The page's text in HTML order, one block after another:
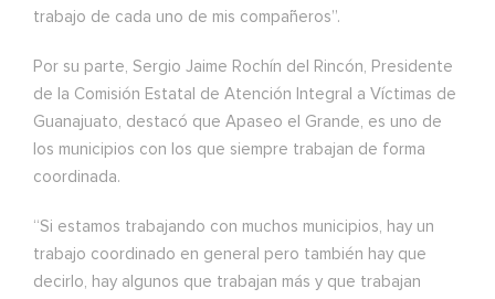
trabajo de cada uno de mis compañeros”.
Por su parte, Sergio Jaime Rochín del Rincón, Presidente
de la Comisión Estatal de Atención Integral a Víctimas de
Guanajuato, destacó que Apaseo el Grande, es uno de
los municipios con los que siempre trabajan de forma
coordinada.
“Si estamos trabajando con muchos municipios, hay un
trabajo coordinado en general pero también hay que
decirlo, hay algunos que trabajan más y que trabajan